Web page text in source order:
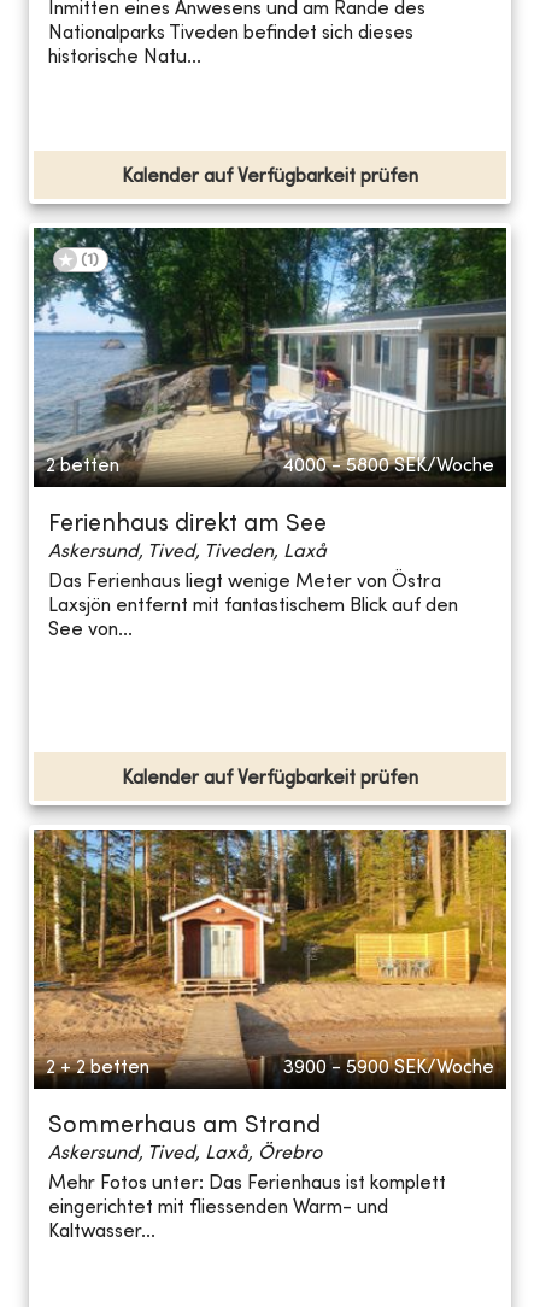
Inmitten eines Anwesens und am Rande des
Nationalparks Tiveden befindet sich dieses
historische Natu...
Kalender auf Verfügbarkeit prüfen
(1 )
2 betten 4000 - 5800 SEK/Woche
Ferienhaus direkt am See
Askersund, Tived, Tiveden, Laxå
Das Ferienhaus liegt wenige Meter von Östra
Laxsjön entfernt mit fantastischem Blick auf den
See von...
Kalender auf Verfügbarkeit prüfen
2 + 2 betten 3900 - 5900 SEK/Woche
Sommerhaus am Strand
Askersund, Tived, Laxå, Örebro
Mehr Fotos unter: Das Ferienhaus ist komplett
eingerichtet mit fliessenden Warm- und
Kaltwasser...